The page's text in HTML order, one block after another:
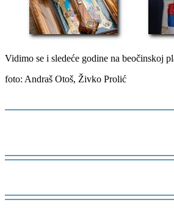
Vidimo se i sledeće godine na beočinskoj
foto: Andraš Otoš, Živko Prolić
-
-